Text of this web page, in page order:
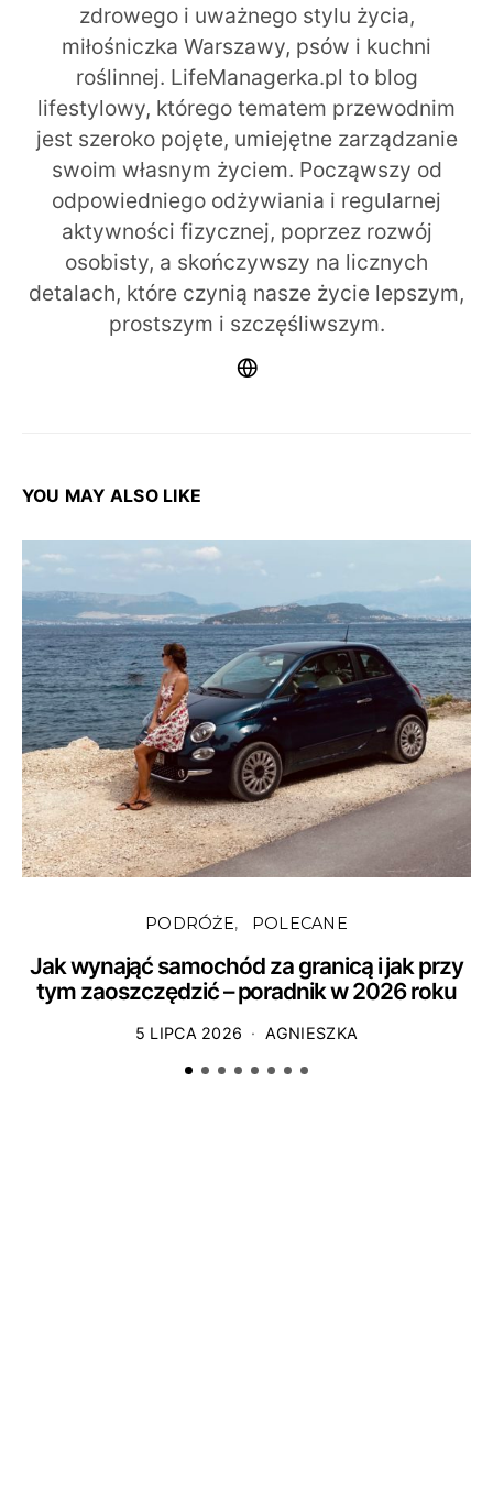
zdrowego i uważnego stylu życia,
miłośniczka Warszawy, psów i kuchni
roślinnej. LifeManagerka.pl to blog
lifestylowy, którego tematem przewodnim
jest szeroko pojęte, umiejętne zarządzanie
swoim własnym życiem. Począwszy od
odpowiedniego odżywiania i regularnej
aktywności fizycznej, poprzez rozwój
osobisty, a skończywszy na licznych
detalach, które czynią nasze życie lepszym,
prostszym i szczęśliwszym.
YOU MAY ALSO LIKE
PODRÓŻE POLECANE
Jak wynająć samochód za granicą i jak przy
tym zaoszczędzić – poradnik w 2026 roku
5 LIPCA 2026 AGNIESZKA